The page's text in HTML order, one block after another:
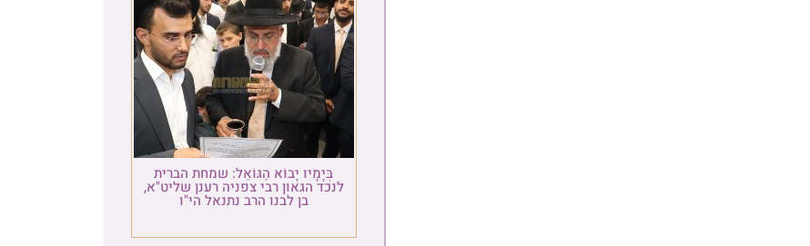
בְּיָמָיו יָבוֹא הַגּוֹאֵל: שמחת הברית
לנכד הגאון רבי צפניה רענן שליט"א,
בן לבנו הרב נתנאל הי"ו